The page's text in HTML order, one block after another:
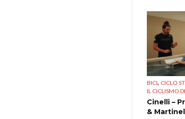
BICI, CICLO
IL CICLISMO
Cinelli –
&